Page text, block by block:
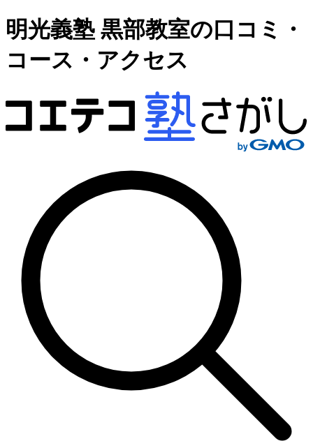
明光義塾 黒部教室の口コミ・
コース・アクセス